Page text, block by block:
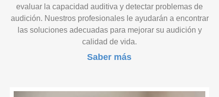
evaluar la capacidad auditiva y detectar problemas de
audición. Nuestros profesionales le ayudarán a encontrar
las soluciones adecuadas para mejorar su audición y
calidad de vida.
Saber más